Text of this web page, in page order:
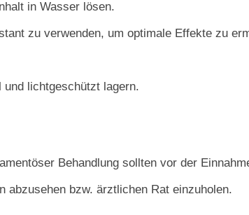
in Wasser lösen.
zu verwenden, um optimale Effekte zu
lichtgeschützt lagern.
Behandlung sollten vor der
abzusehen bzw. ärztlichen Rat einzuholen.